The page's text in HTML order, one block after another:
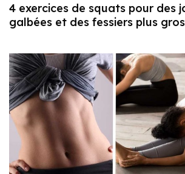
4 exercices de squats pour des
galbées et des fessiers plus gros